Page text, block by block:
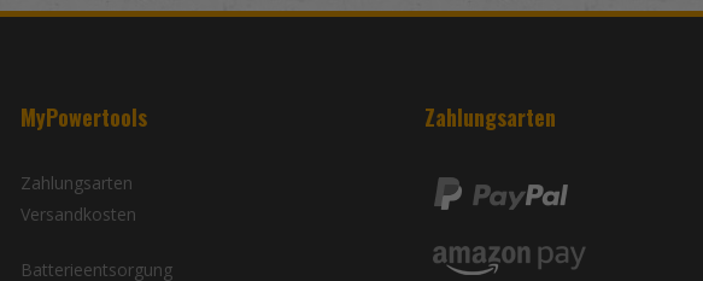
MyPowertools
Zahlungsarten
Versandkosten
Batterieentsorgung
Zahlungsarten